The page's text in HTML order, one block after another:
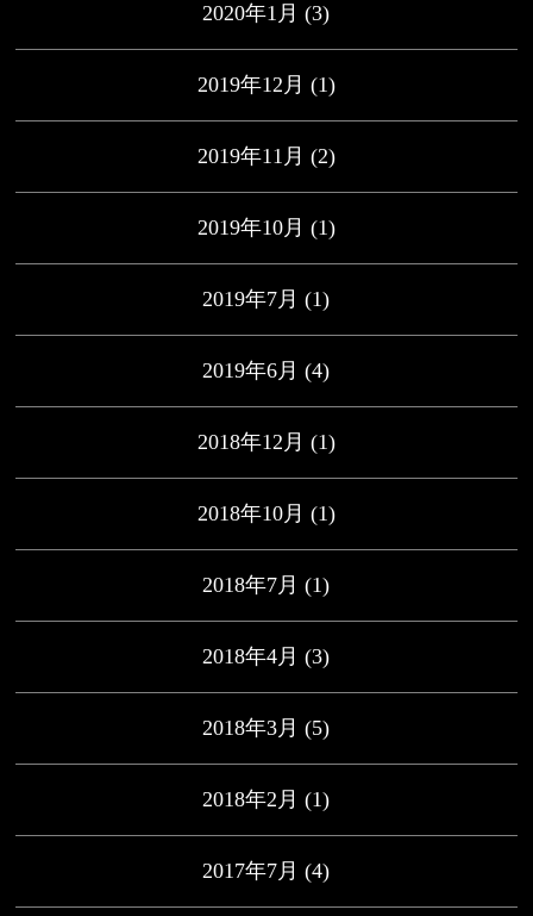
2020年1月 (3)
2019年12月 (1)
2019年11月 (2)
2019年10月 (1)
2019年7月 (1)
2019年6月 (4)
2018年12月 (1)
2018年10月 (1)
2018年7月 (1)
2018年4月 (3)
2018年3月 (5)
2018年2月 (1)
2017年7月 (4)